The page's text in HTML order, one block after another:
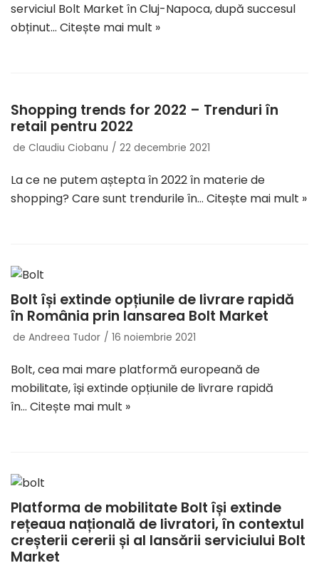
serviciul Bolt Market în Cluj-Napoca, după succesul
obținut… Citește mai mult »
Shopping trends for 2022 – Trenduri în
retail pentru 2022
de Claudiu Ciobanu 22 decembrie 2021
La ce ne putem aștepta în 2022 în materie de
shopping? Care sunt trendurile în… Citește mai mult »
Bolt își extinde opțiunile de livrare rapidă
în România prin lansarea Bolt Market
de Andreea Tudor 16 noiembrie 2021
Bolt, cea mai mare platformă europeană de
mobilitate, își extinde opțiunile de livrare rapidă
în… Citește mai mult »
Platforma de mobilitate Bolt își extinde
rețeaua națională de livratori, în contextul
creșterii cererii și al lansării serviciului Bolt
Market